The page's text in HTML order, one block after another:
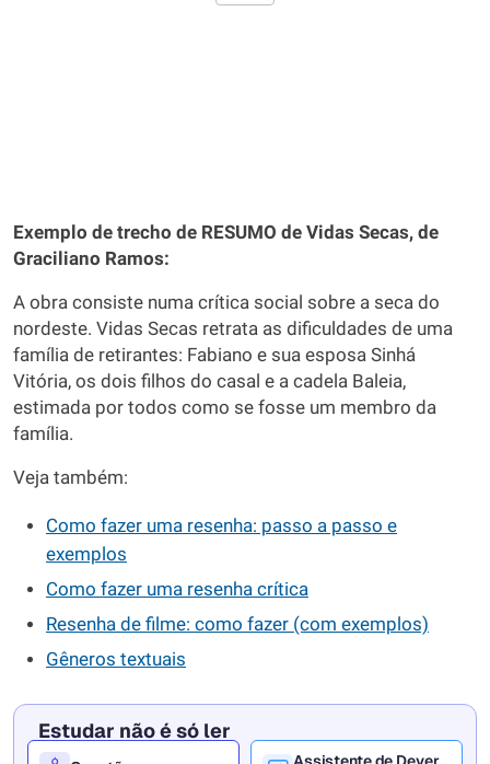
Exemplo de trecho de RESUMO de Vidas Secas, de
Graciliano Ramos:
A obra consiste numa crítica social sobre a seca do
nordeste. Vidas Secas retrata as dificuldades de uma
família de retirantes: Fabiano e sua esposa Sinhá
Vitória, os dois filhos do casal e a cadela Baleia,
estimada por todos como se fosse um membro da
família.
Veja também:
Como fazer uma resenha: passo a passo e
exemplos
Como fazer uma resenha crítica
Resenha de filme: como fazer (com exemplos)
Gêneros textuais
Estudar não é só ler